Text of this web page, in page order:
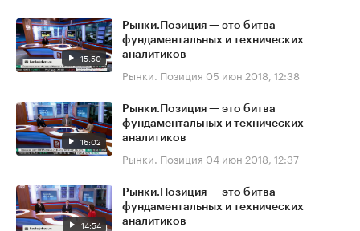
15:50
Рынки.Позиция — это битва
фундаментальных и технических
аналитиков
Рынки. Позиция 05 июн 2018, 12:38
16:02
Рынки.Позиция — это битва
фундаментальных и технических
аналитиков
Рынки. Позиция 04 июн 2018, 12:37
14:54
Рынки.Позиция — это битва
фундаментальных и технических
аналитиков